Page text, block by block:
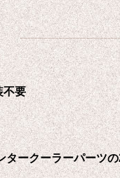
不要
タークーラーパーツ